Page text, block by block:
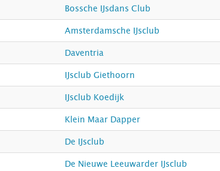
Bossche IJsdans Club
Amsterdamsche IJsclub
Daventria
IJsclub Giethoorn
IJsclub Koedijk
Klein Maar Dapper
De IJsclub
De Nieuwe Leeuwarder IJsclub